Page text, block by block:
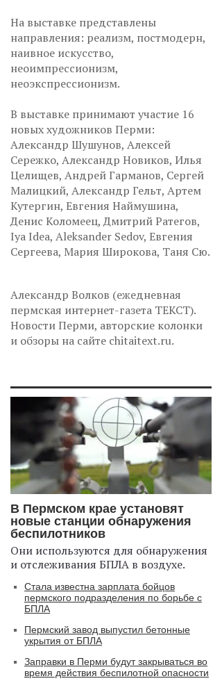
На выставке представлены
направления: реализм, постмодерн,
наивное искусство,
неоимпрессионизм,
неоэкспрессионизм.
В выставке принимают участие 16
новых художников Перми:
Александр Шушунов, Алексей
Сережко, Александр Новиков, Илья
Целищев, Андрей Гарманов, Сергей
Малицкий, Александр Гельт, Артем
Кутергин, Евгения Наймушина,
Денис Коломеец, Дмитрий Ратегов,
Iya Idea, Aleksander Sedov, Евгения
Сергеева, Мария Широкова, Таня Сю.
Александр Волков (ежедневная
пермская интернет-газета ТЕКСТ).
Новости Перми, авторские колонки
и обзоры на сайте chitaitext.ru.
В Пермском крае установят
новые станции обнаружения
беспилотников
Они используются для обнаружения
и отслеживания БПЛА в воздухе.
Стала известна зарплата бойцов
пермского подразделения по борьбе с
БПЛА
Пермский завод выпустил бетонные
укрытия от БПЛА
Заправки в Перми будут закрываться во
время действия беспилотной опасности